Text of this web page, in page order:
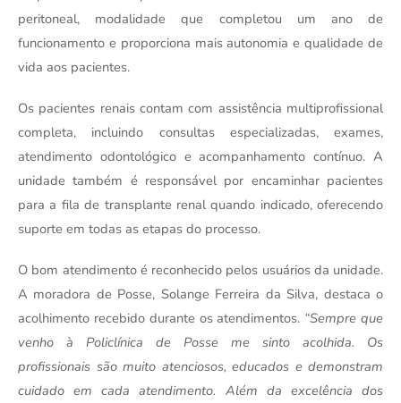
peritoneal, modalidade que completou um ano de
funcionamento e proporciona mais autonomia e qualidade de
vida aos pacientes.
Os pacientes renais contam com assistência multiprofissional
completa, incluindo consultas especializadas, exames,
atendimento odontológico e acompanhamento contínuo. A
unidade também é responsável por encaminhar pacientes
para a fila de transplante renal quando indicado, oferecendo
suporte em todas as etapas do processo.
O bom atendimento é reconhecido pelos usuários da unidade.
A moradora de Posse, Solange Ferreira da Silva, destaca o
acolhimento recebido durante os atendimentos. “Sempre que
venho à Policlínica de Posse me sinto acolhida. Os
profissionais são muito atenciosos, educados e demonstram
cuidado em cada atendimento. Além da excelência dos